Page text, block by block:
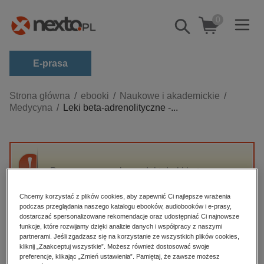
Pokaż/schowaj
wyszukiwarkę
0
E-prasa
Kategorie
Zobacz wszystkie E-prasa
budownictwo, aranżacja wnętrz
dzienniki
edukacja
hobby, sport, rozrywka
komputery, internet, technologie, informatyka
Strona główna ebooki
Naukowe i akademickie
Medycyna
Leki beta-adrenolityczne -...
Przepraszamy, ale produkt „Leki beta-
jest dostępny.
High-contrast mode
Polecane
Chcemy korzystać z plików cookies, aby zapewnić Ci najlepsze wrażenia
podczas przeglądania naszego katalogu ebooków, audiobooków i e-prasy,
dostarczać spersonalizowane rekomendacje oraz udostępniać Ci najnowsze
funkcje, które rozwijamy dzięki analizie danych i współpracy z naszymi
partnerami. Jeśli zgadzasz się na korzystanie ze wszystkich plików cookies,
kliknij „Zaakceptuj wszystkie”. Możesz również dostosować swoje
preferencje, klikając „Zmień ustawienia”. Pamiętaj, że zawsze możesz